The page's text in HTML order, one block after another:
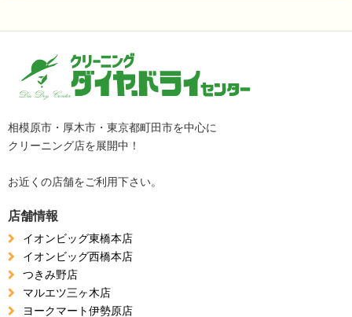
相模原市・厚木市・東京都町田市を中心に
クリーニング店を展開中！
お近くの店舗をご利用下さい。
店舗情報
イオンビッグ東橋本店
イオンビッグ西橋本店
つきみ野店
マルエツ三ヶ木店
ヨークマート伊勢原店